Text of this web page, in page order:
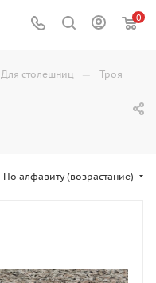
0
Для столешниц — Троя
По алфавиту (возрастание)